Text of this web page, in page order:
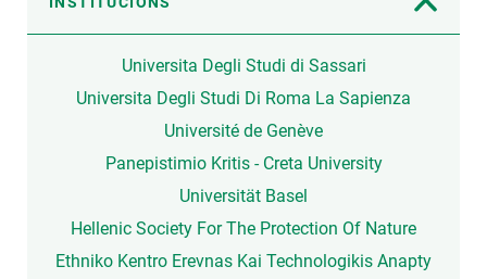
Universita Degli Studi di Sassari
Universita Degli Studi Di Roma La Sapienza
Université de Genève
Panepistimio Kritis - Creta University
Universität Basel
Hellenic Society For The Protection Of Nature
Ethniko Kentro Erevnas Kai Technologikis Anapty